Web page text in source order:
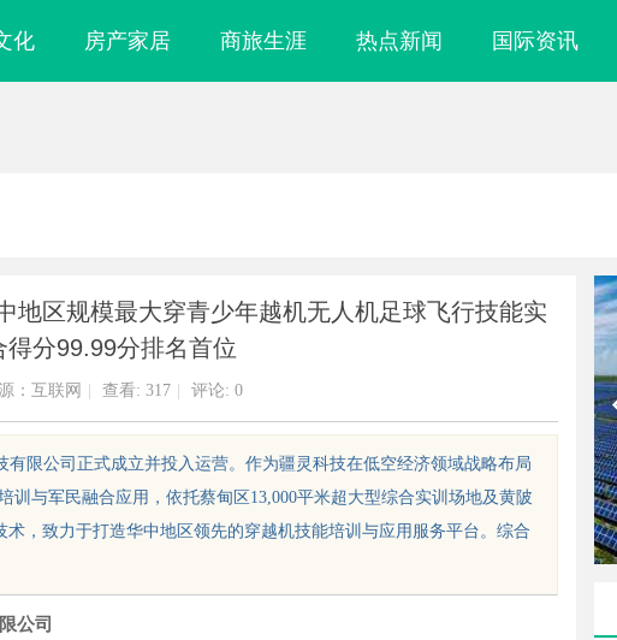
化 房产家居 商旅生涯 热点新闻 国际资讯
地区规模最大穿青少年越机无人机足球飞行技能实
得分99.99分排名首位
：互联网 查看: 317 评论: 0
限公司正式成立并投入运营。作为疆灵科技在低空经济领域战略布局
与军民融合应用，依托蔡甸区13,000平米超大型综合实训场地及黄陂
，致力于打造华中地区领先的穿越机技能培训与应用服务平台。综合
公司
武汉配眼镜 上海配眼镜